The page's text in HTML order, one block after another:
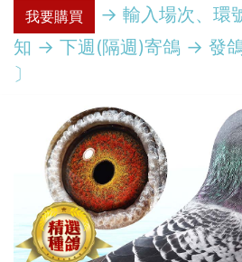
我要購買
-> 輸入場次、環
知 -> 下週(隔週)寄鴿 -> 發
〕